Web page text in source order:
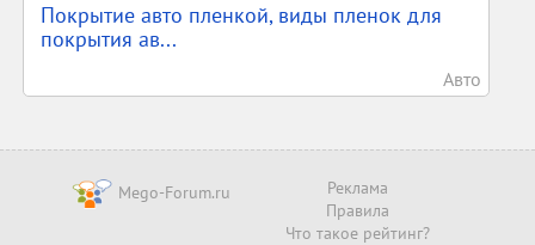
Покрытие авто пленкой, виды пленок для
покрытия ав...
Авто
Mego-Forum.ru
Реклама
Правила
Что такое рейтинг?